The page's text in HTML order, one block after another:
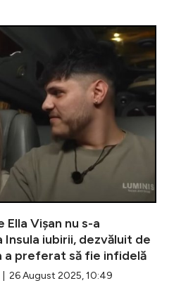
Vișan nu s-a
iubirii, dezvăluit de
a preferat să fie infidelă
26 August 2025, 10:49